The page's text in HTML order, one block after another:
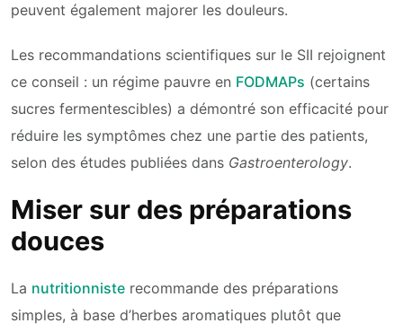
peuvent également majorer les douleurs.
Les recommandations scientifiques sur le SII rejoignent
ce conseil : un régime pauvre en FODMAPs (certains
sucres fermentescibles) a démontré son efficacité pour
réduire les symptômes chez une partie des patients,
selon des études publiées dans Gastroenterology.
Miser sur des préparations
douces
La nutritionniste recommande des préparations
simples, à base d’herbes aromatiques plutôt que